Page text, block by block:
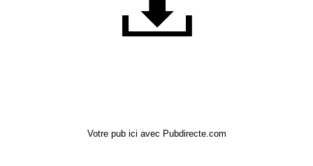
Votre pub ici avec Pubdirecte.com